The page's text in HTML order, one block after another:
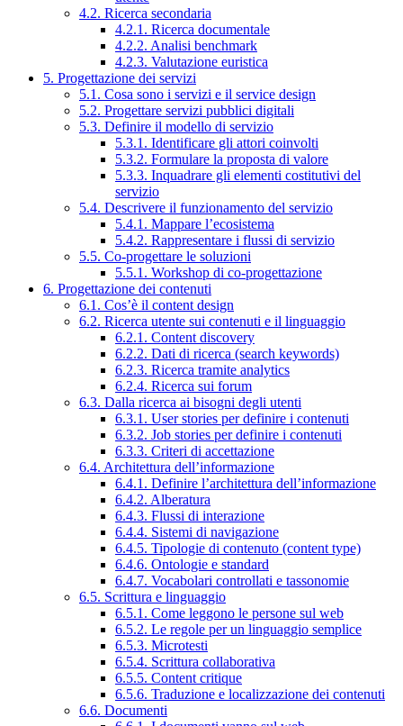
4.2. Ricerca secondaria
4.2.1. Ricerca documentale
4.2.2. Analisi benchmark
4.2.3. Valutazione euristica
5. Progettazione dei servizi
5.1. Cosa sono i servizi e il service design
5.2. Progettare servizi pubblici digitali
5.3. Definire il modello di servizio
5.3.1. Identificare gli attori coinvolti
5.3.2. Formulare la proposta di valore
5.3.3. Inquadrare gli elementi costitutivi del
servizio
5.4. Descrivere il funzionamento del servizio
5.4.1. Mappare l’ecosistema
5.4.2. Rappresentare i flussi di servizio
5.5. Co-progettare le soluzioni
5.5.1. Workshop di co-progettazione
6. Progettazione dei contenuti
6.1. Cos’è il content design
6.2. Ricerca utente sui contenuti e il linguaggio
6.2.1. Content discovery
6.2.2. Dati di ricerca (search keywords)
6.2.3. Ricerca tramite analytics
6.2.4. Ricerca sui forum
6.3. Dalla ricerca ai bisogni degli utenti
6.3.1. User stories per definire i contenuti
6.3.2. Job stories per definire i contenuti
6.3.3. Criteri di accettazione
6.4. Architettura dell’informazione
6.4.1. Definire l’architettura dell’informazione
6.4.2. Alberatura
6.4.3. Flussi di interazione
6.4.4. Sistemi di navigazione
6.4.5. Tipologie di contenuto (content type)
6.4.6. Ontologie e standard
6.4.7. Vocabolari controllati e tassonomie
6.5. Scrittura e linguaggio
6.5.1. Come leggono le persone sul web
6.5.2. Le regole per un linguaggio semplice
6.5.3. Microtesti
6.5.4. Scrittura collaborativa
6.5.5. Content critique
6.5.6. Traduzione e localizzazione dei contenuti
6.6. Documenti